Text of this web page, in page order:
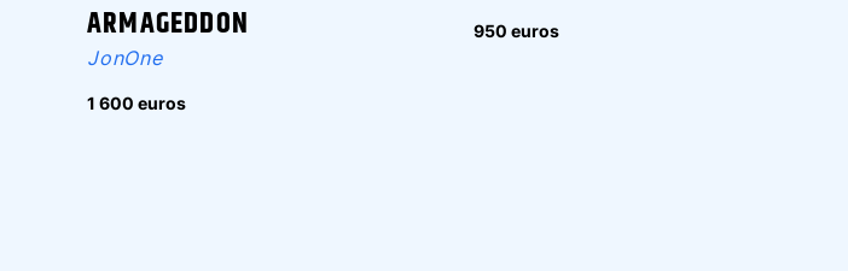
ARMAGEDDON
JonOne
1 600 euros
950 euros